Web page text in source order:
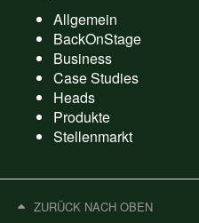
Allgemein
BackOnStage
Business
Case Studies
Heads
Produkte
Stellenmarkt
ZURÜCK NACH OBEN